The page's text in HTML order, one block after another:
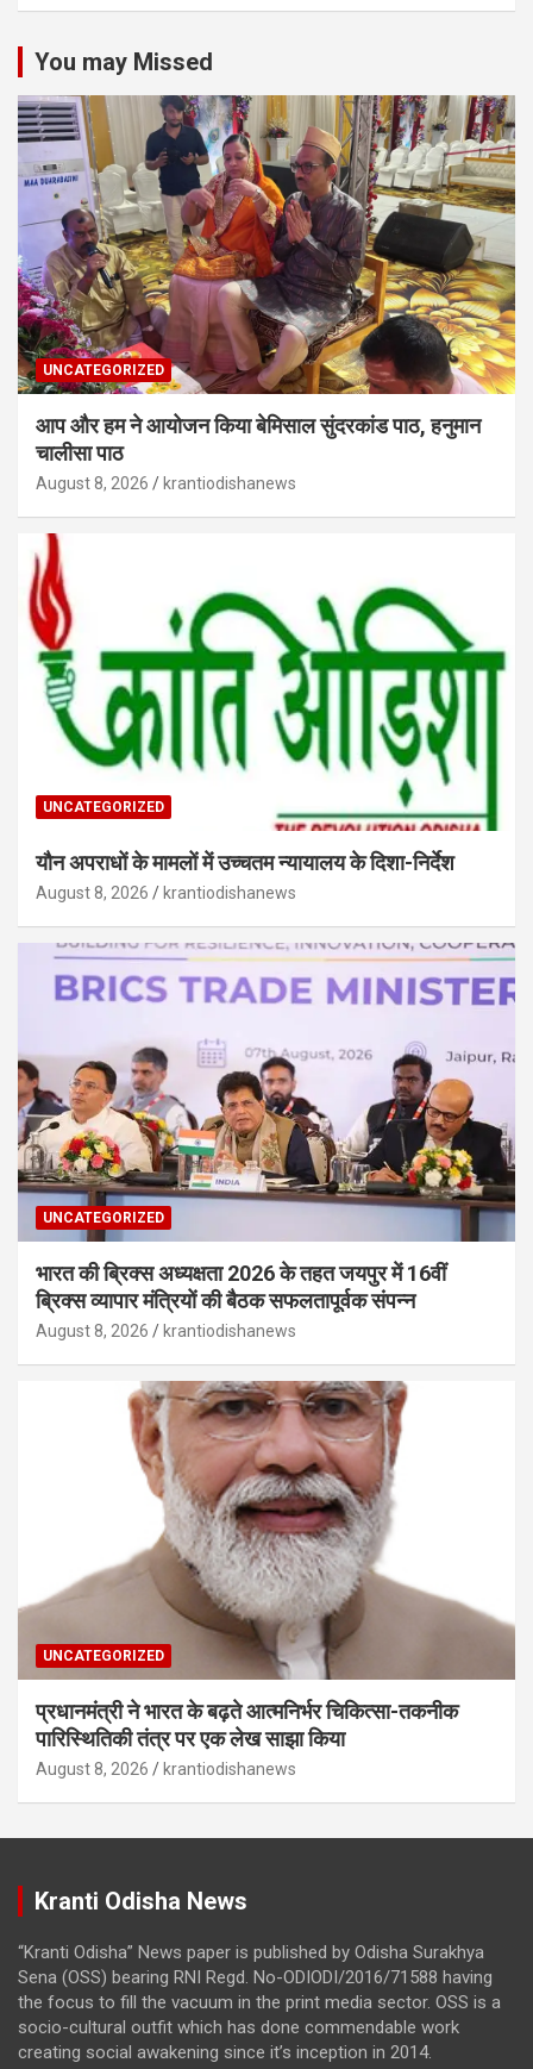
You may Missed
UNCATEGORIZED
आप और हम ने आयोजन किया बेमिसाल सुंदरकांड पाठ, हनुमान
चालीसा पाठ
August 8, 2026 krantiodishanews
UNCATEGORIZED
यौन अपराधों के मामलों में उच्चतम न्यायालय के दिशा-निर्देश
August 8, 2026 krantiodishanews
UNCATEGORIZED
भारत की ब्रिक्‍स अध्यक्षता 2026 के तहत जयपुर में 16वीं
ब्रिक्‍स व्यापार मंत्रियों की बैठक सफलतापूर्वक संपन्न
August 8, 2026 krantiodishanews
UNCATEGORIZED
प्रधानमंत्री ने भारत के बढ़ते आत्मनिर्भर चिकित्सा-तकनीक
पारिस्थितिकी तंत्र पर एक लेख साझा किया
August 8, 2026 krantiodishanews
Kranti Odisha News
“Kranti Odisha” News paper is published by Odisha Surakhya
Sena (OSS) bearing RNI Regd. No-ODIODI/2016/71588 having
the focus to fill the vacuum in the print media sector. OSS is a
socio-cultural outfit which has done commendable work
creating social awakening since it’s inception in 2014.